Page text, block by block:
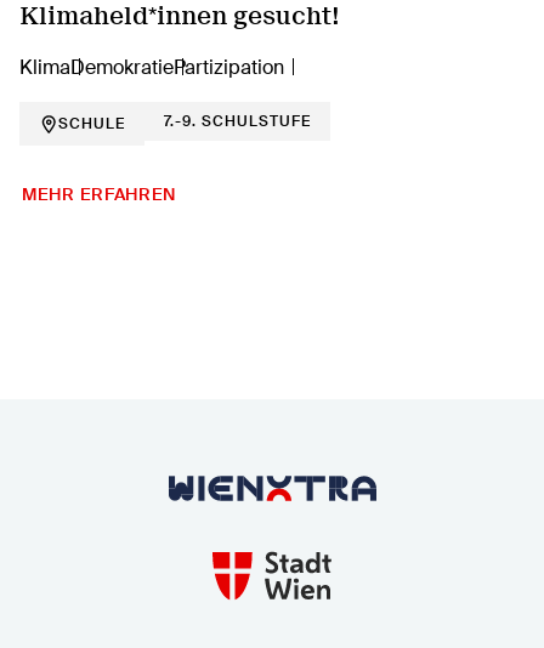
Klimaheld*innen gesucht!
KlimaDemokratiePartizipation
SCHULE 7.-9. SCHULSTUFE
MEHR ERFAHREN
Zurück zur Startseite